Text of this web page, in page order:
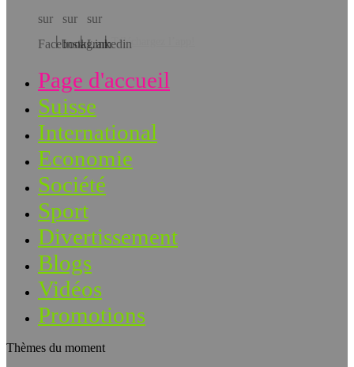
Téléchargez l’app!
Page d'accueil
Suisse
International
Economie
Société
Sport
Divertissement
Blogs
Vidéos
Promotions
Thèmes du moment